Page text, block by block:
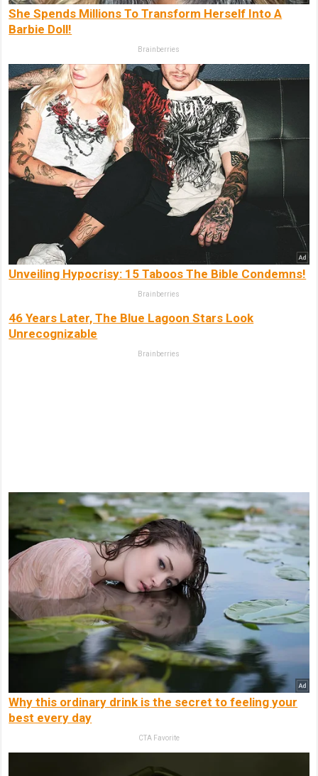
She Spends Millions To Transform Herself Into A
Barbie Doll!
Brainberries
Unveiling Hypocrisy: 15 Taboos The Bible Condemns!
Brainberries
46 Years Later, The Blue Lagoon Stars Look
Unrecognizable
Brainberries
Why this ordinary drink is the secret to feeling your
best every day
CTA Favorite